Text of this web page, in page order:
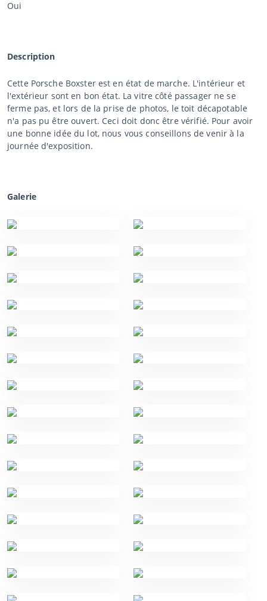
Oui
Description
Cette Porsche Boxster est en état de marche. L'intérieur et
l'extérieur sont en bon état. La vitre côté passager ne se
ferme pas, et lors de la prise de photos, le toit décapotable
n'a pas pu être ouvert. Ceci doit donc être vérifié. Pour avoir
une bonne idée du lot, nous vous conseillons de venir à la
journée d'exposition.
Galerie